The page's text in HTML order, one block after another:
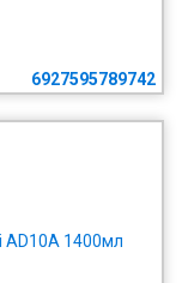
6927595789742